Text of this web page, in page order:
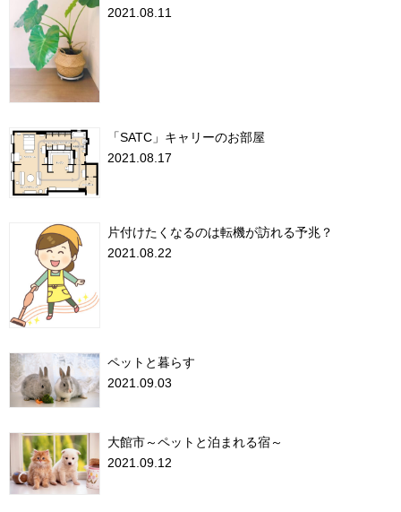
2021.08.11
「SATC」キャリーのお部屋
2021.08.17
片付けたくなるのは転機が訪れる予兆？
2021.08.22
ペットと暮らす
2021.09.03
大館市～ペットと泊まれる宿～
2021.09.12